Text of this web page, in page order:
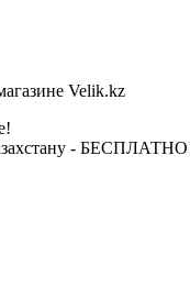
Velik.kz
-